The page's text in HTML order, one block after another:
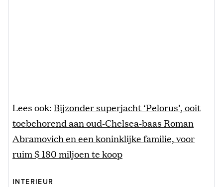
Lees ook: Bijzonder superjacht ‘Pelorus’, ooit
toebehorend aan oud-Chelsea-baas Roman
Abramovich en een koninklijke familie, voor
ruim $ 180 miljoen te koop
INTERIEUR